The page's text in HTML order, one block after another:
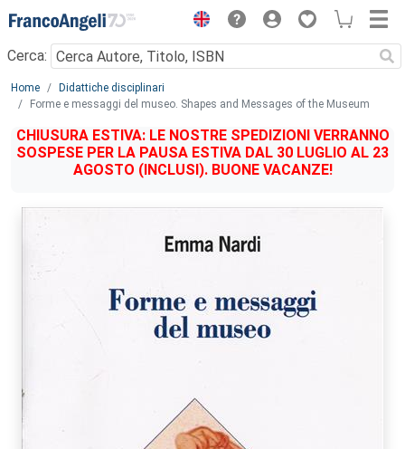
Menu
Cerca:
Main content
Home
Didattiche disciplinari
Forme e messaggi del museo. Shapes and Messages of the Museum
CHIUSURA ESTIVA: LE NOSTRE SPEDIZIONI VERRANNO
SOSPESE PER LA PAUSA ESTIVA DAL 30 LUGLIO AL 23
AGOSTO (INCLUSI). BUONE VACANZE!